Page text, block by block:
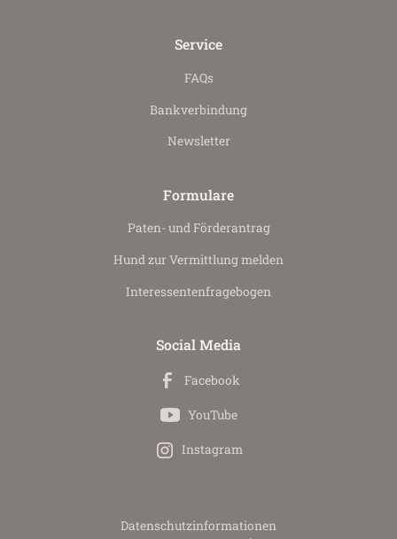
Service
FAQs
Bankverbindung
Newsletter
Formulare
Paten- und Förderantrag
Hund zur Vermittlung melden
Interessenten­fragebogen
Social Media
Facebook
YouTube
Instagram
Datenschutz­informationen